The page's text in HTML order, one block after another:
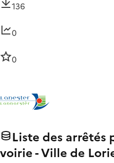
136
0
0
Liste des arrêtés
voirie - Ville de